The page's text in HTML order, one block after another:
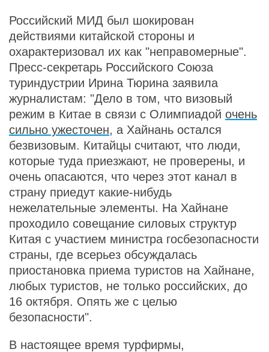
Российский МИД был шокирован
действиями китайской стороны и
охарактеризовал их как "неправомерные".
Пресс-секретарь Российского Союза
туриндустрии Ирина Тюрина заявила
журналистам: "Дело в том, что визовый
режим в Китае в связи с Олимпиадой очень
сильно ужесточен, а Хайнань остался
безвизовым. Китайцы считают, что люди,
которые туда приезжают, не проверены, и
очень опасаются, что через этот канал в
страну приедут какие-нибудь
нежелательные элементы. На Хайнане
проходило совещание силовых структур
Китая с участием министра госбезопасности
страны, где всерьез обсуждалась
приостановка приема туристов на Хайнане,
любых туристов, не только российских, до
16 октября. Опять же с целью
безопасности".
В настоящее время турфирмы,